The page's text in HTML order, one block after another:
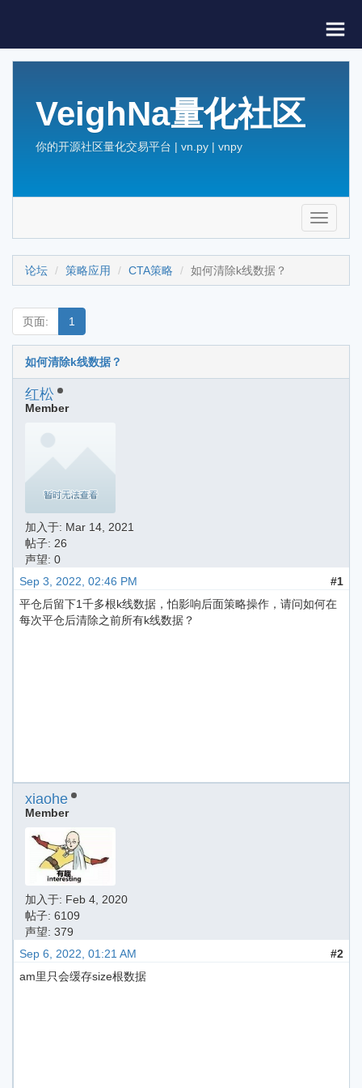
VeighNa量化社区
你的开源社区量化交易平台 | vn.py | vnpy
Toggle
论坛 策略应用 CTA策略 如何清除k线数据？
页面: 1
如何清除k线数据？
红松
Member
加入于: Mar 14, 2021
帖子: 26
声望: 0
Sep 3, 2022, 02:46 PM
#1
平仓后留下1千多根k线数据，怕影响后面策略操作，请问如何在
每次平仓后清除之前所有k线数据？
xiaohe
Member
加入于: Feb 4, 2020
帖子: 6109
声望: 379
Sep 6, 2022, 01:21 AM
#2
am里只会缓存size根数据